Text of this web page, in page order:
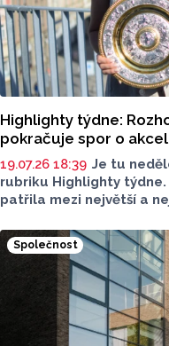
Highlighty týdne:
pokračuje spor o
19.07.26 18:39 Je tu
rubriku Highlighty
patřila mezi největší a
Společnost